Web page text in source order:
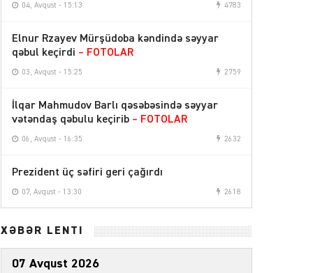
04, Avqust - 15:13 4783
Elnur Rzayev Mürşüdoba kəndində səyyar
qəbul keçirdi – FOTOLAR
03, Avqust - 15:25 2759
İlqar Mahmudov Barlı qəsəbəsində səyyar
vətəndaş qəbulu keçirib – FOTOLAR
06, Avqust - 16:35 2632
Prezident üç səfiri geri çağırdı
07, Avqust - 13:30 2618
XƏBƏR LENTİ
07 Avqust 2026